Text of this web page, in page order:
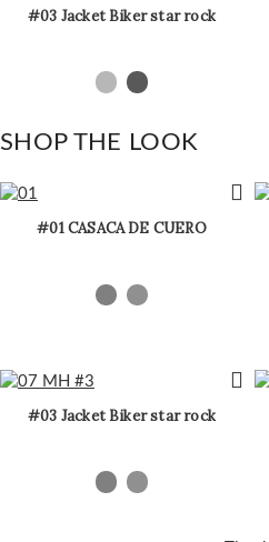
#03 Jacket Biker star rock
SHOP THE LOOK
#01 CASACA DE CUERO
#03 Jacket Biker star rock